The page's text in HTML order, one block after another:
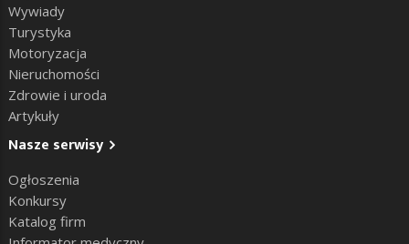
Wywiady
Turystyka
Motoryzacja
Nieruchomości
Zdrowie i uroda
Artykuły
Nasze serwisy
Ogłoszenia
Konkursy
Katalog firm